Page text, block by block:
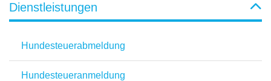
Dienstleistungen
Hundesteuerabmeldung
Hundesteueranmeldung